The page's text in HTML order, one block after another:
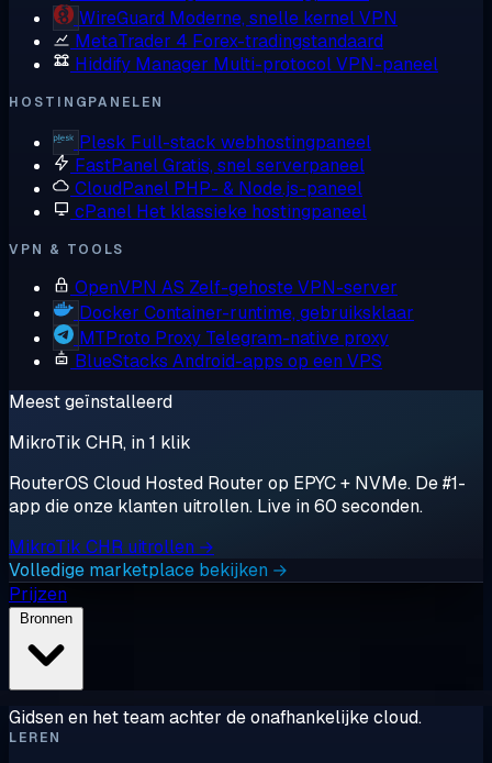
WireGuard Moderne, snelle kernel VPN
MetaTrader 4 Forex-tradingstandaard
Hiddify Manager Multi-protocol VPN-paneel
HOSTINGPANELEN
Plesk Full-stack webhostingpaneel
FastPanelGratis, snel serverpaneel
CloudPanel PHP- & Node.js-paneel
cPanel Het klassieke hostingpaneel
VPN & TOOLS
OpenVPN AS Zelf-gehoste VPN-server
Docker Container-runtime, gebruiksklaar
MTProto Proxy Telegram-native proxy
BlueStacks Android-apps op een VPS
Meest geïnstalleerd
MikroTik CHR, in 1 klik
RouterOS Cloud Hosted Router op EPYC + NVMe. De #1-
app die onze klanten uitrollen. Live in 60 seconden.
MikroTik CHR uitrollen →
Volledige marketplace bekijken →
Prijzen
Gidsen en het team achter de onafhankelijke cloud.
LEREN